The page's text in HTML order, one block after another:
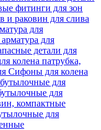
фитинги для зон
и раковин для слива
для
для
детали для
колена патрубка,
Сифоны для колена
для
для
компактные
для